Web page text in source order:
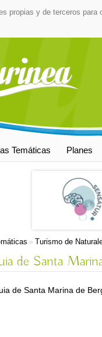
propias y de terceros
Temáticas Planes
» Turismo de
de Santa